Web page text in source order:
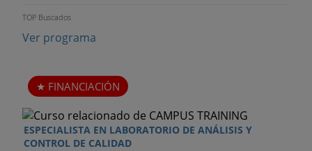
TOP Buscados
Ver programa
FINANCIACIÓN
ESPECIALISTA EN LABORATORIO DE ANÁLISIS Y
CONTROL DE CALIDAD